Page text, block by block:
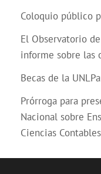
Coloquio público
El Observatorio
informe sobre las
Becas de la
Prórroga para
Nacional sobre
Ciencias Contables